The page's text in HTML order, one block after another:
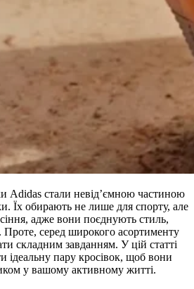
Adidas стали невід’ємною частиною
Їх обирають не лише для спорту, але
адже вони поєднують стиль,
Проте, серед широкого асортименту
складним завданням. У цій статті
ідеальну пару кросівок, щоб вони
у вашому активному житті.